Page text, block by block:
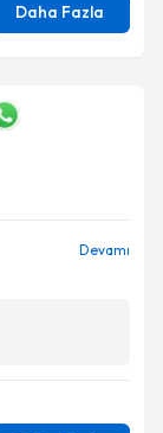
Daha Fazla
Devamı